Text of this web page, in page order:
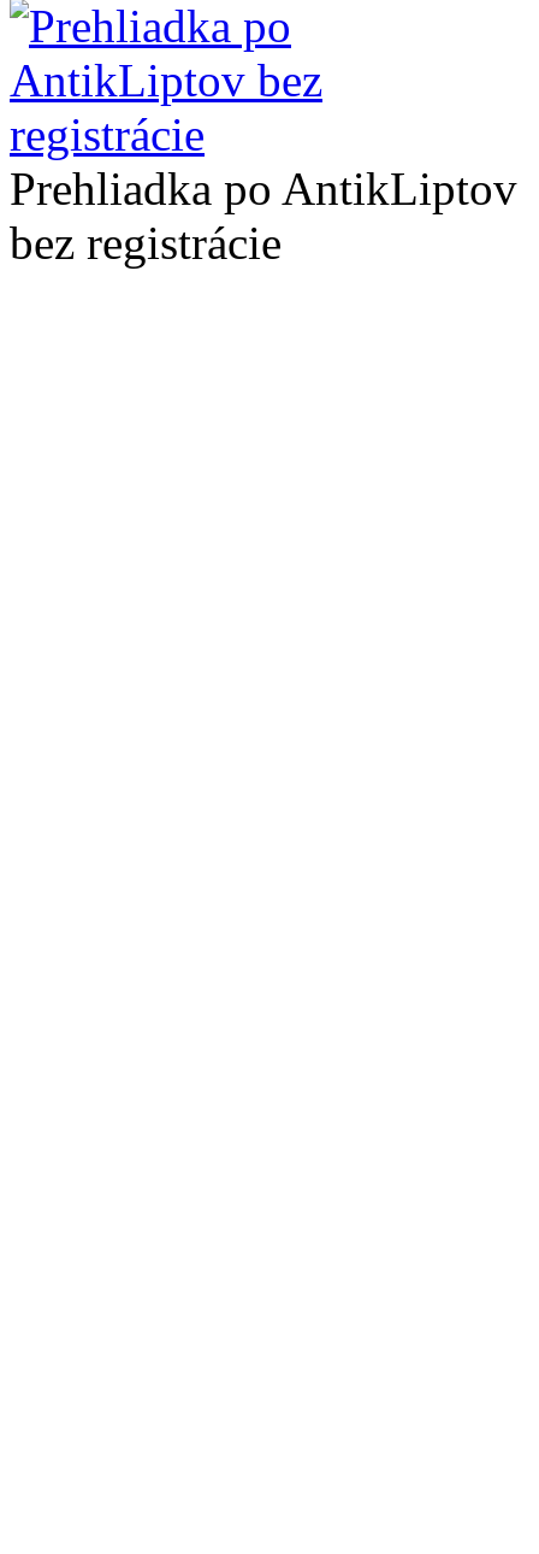
Prehliadka po AntikLiptov
bez registrácie